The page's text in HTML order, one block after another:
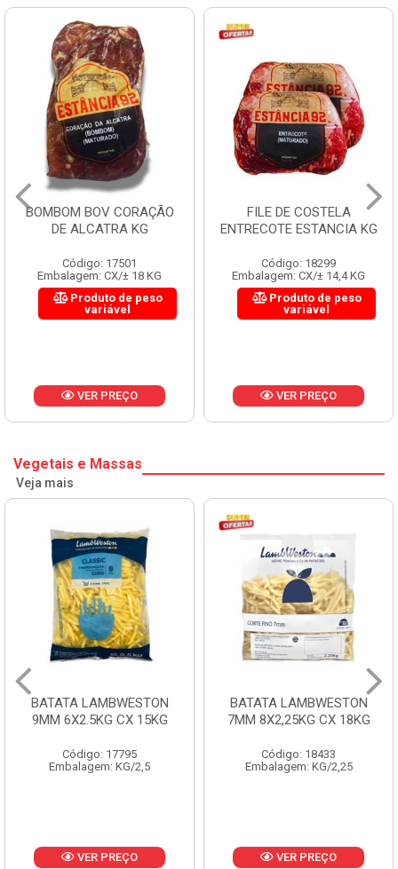
BOMBOM BOV CORAÇÃO
DE ALCATRA KG
Código: 17501
Embalagem: CX/± 18 KG
Produto de peso
variável
VER PREÇO
FILE DE COSTELA
ENTRECOTE ESTANCIA KG
Código: 18299
Embalagem: CX/± 14,4 KG
Produto de peso
variável
VER PREÇO
Vegetais e Massas
Veja mais
BATATA LAMBWESTON
9MM 6X2.5KG CX 15KG
Código: 17795
Embalagem: KG/2,5
VER PREÇO
BATATA LAMBWESTON
7MM 8X2,25KG CX 18KG
Código: 18433
Embalagem: KG/2,25
VER PREÇO